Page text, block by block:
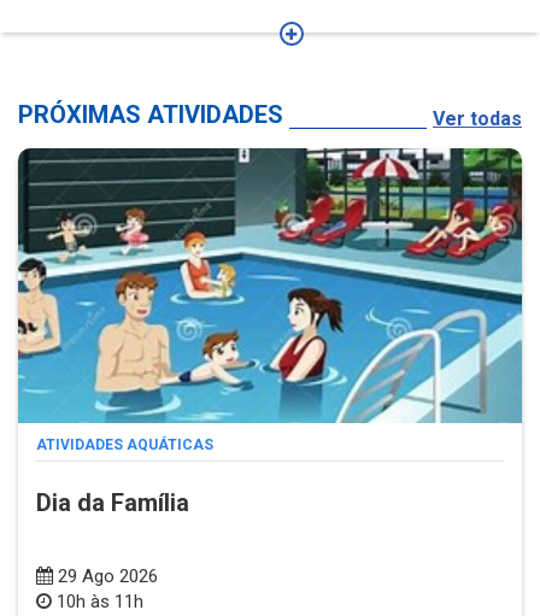
PRÓXIMAS ATIVIDADES Ver todas
ATIVIDADES AQUÁTICAS
Dia da Família
29 Ago 2026
10h às 11h